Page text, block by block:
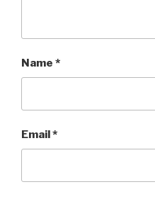
Name *
Email*